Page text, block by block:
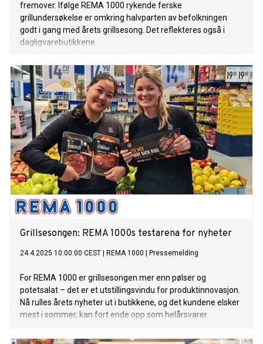
fremover. Ifølge REMA 1000 rykende ferske
grillundersøkelse er omkring halvparten av befolkningen
godt i gang med årets grillsesong. Det reflekteres også i
dagligvarebutikkene.
Grillsesongen: REMA 1000s testarena for nyheter
24.4.2025 10:00:00 CEST REMA 1000 Pressemelding
For REMA 1000 er grillsesongen mer enn pølser og
potetsalat – det er et utstillingsvindu for produktinnovasjon.
Nå rulles årets nyheter ut i butikkene, og det kundene elsker
mest i sommer, kan fort ende opp som helårsvarer.